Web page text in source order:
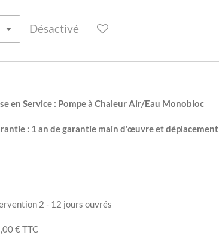
Désactivé
en Service : Pompe à Chaleur Air/Eau Monobloc
: 1 an de garantie main d'œuvreet déplacement
2 - 12 jours ouvrés
€TTC